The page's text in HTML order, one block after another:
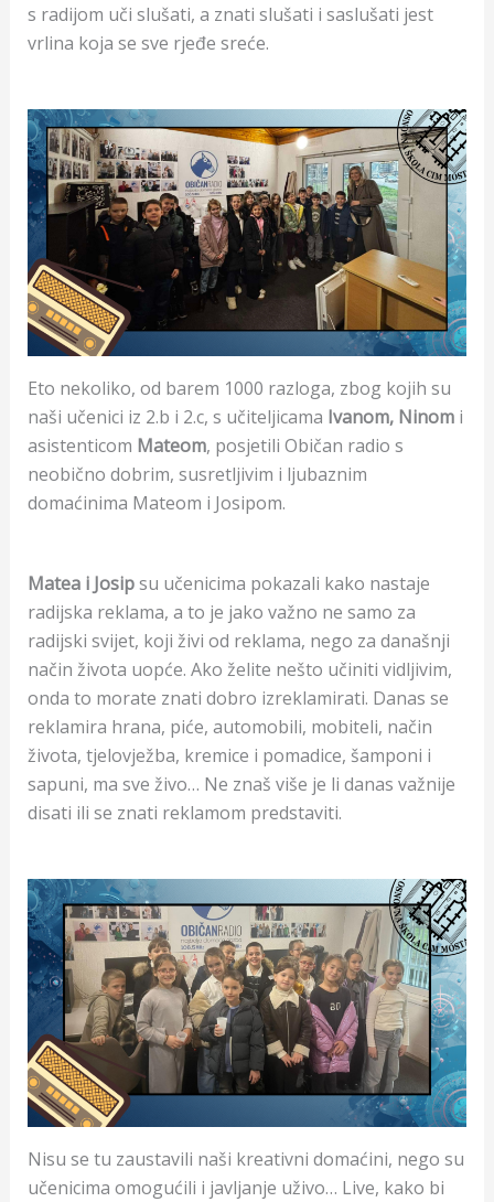
s radijom uči slušati, a znati slušati i saslušati jest
vrlina koja se sve rjeđe sreće.
Eto nekoliko, od barem 1000 razloga, zbog kojih su
naši učenici iz 2.b i 2.c, s učiteljicama Ivanom, Ninomi
asistenticom Mateom, posjetili Običan radio s
neobično dobrim, susretljivim i ljubaznim
domaćinima Mateom i Josipom.
Matea i Josipsu učenicima pokazali kako nastaje
radijska reklama, a to je jako važno ne samo za
radijski svijet, koji živi od reklama, nego za današnji
način života uopće. Ako želite nešto učiniti vidljivim,
onda to morate znati dobro izreklamirati. Danas se
reklamira hrana, piće, automobili, mobiteli, način
života, tjelovježba, kremice i pomadice, šamponi i
sapuni, ma sve živo… Ne znaš više je li danas važnije
disati ili se znati reklamom predstaviti.
Nisu se tu zaustavili naši kreativni domaćini, nego su
učenicima omogućili i javljanje uživo… Live, kako bi